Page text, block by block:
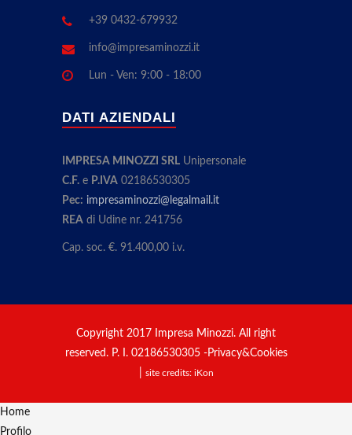
+39 0432-679932
info@impresaminozzi.it
Lun - Ven: 9:00 - 18:00
DATI AZIENDALI
IMPRESA MINOZZI SRL Unipersonale
C.F. e P.IVA 02186530305
Pec: impresaminozzi@legalmail.it
REA di Udine nr. 241756
Cap. soc. €. 91.400,00 i.v.
Copyright 2017 Impresa Minozzi. All right
reserved. P. I. 02186530305 -Privacy&Cookies
site credits: iKon
Home
Profilo